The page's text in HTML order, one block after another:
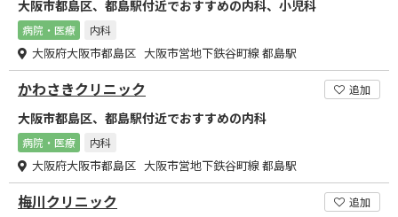
大阪市都島区、都島駅付近でおすすめの内科、小児科
病院・医療 内科
大阪府大阪市都島区 大阪市営地下鉄谷町線 都島駅
かわさきクリニック 追加
大阪市都島区、都島駅付近でおすすめの内科
病院・医療 内科
大阪府大阪市都島区 大阪市営地下鉄谷町線 都島駅
梅川クリニック 追加